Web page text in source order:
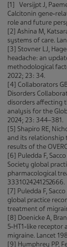
[1] Versijpt J,
Calcitonin
role and future
[2] Ashina M,
systems of care.
[3] Stovner LJ,
headache: an
methodological
2022; 23: 34.
[4] Collaborators
Disorders
disorders affecting
analysis for the
2024; 23: 344–381.
[5] Shapiro RE,
and its relationship
results of the
[6] Puledda F,
Society global
pharmacological
3331024241252666.
[7] Puledda F,
global practice
treatment of
[8] Doenicke A,
5‑HT1‑like
migraine. Lancet
[9] Humphrey PP,